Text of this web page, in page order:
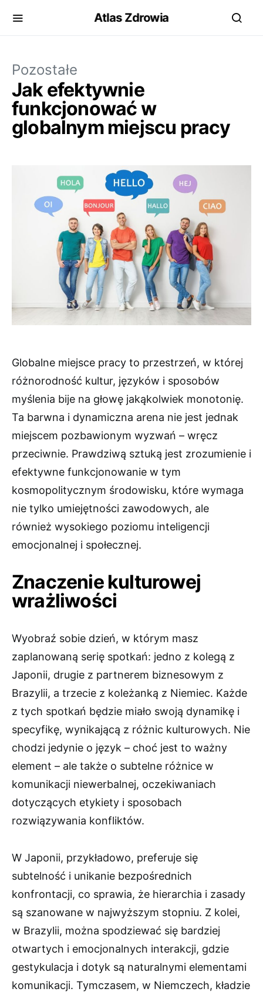
Atlas Zdrowia
Pozostałe
Jak efektywnie
funkcjonować w
globalnym miejscu pracy
Globalne miejsce pracy to przestrzeń, w której
różnorodność kultur, języków i sposobów
myślenia bije na głowę jakąkolwiek monotonię.
Ta barwna i dynamiczna arena nie jest jednak
miejscem pozbawionym wyzwań – wręcz
przeciwnie. Prawdziwą sztuką jest zrozumienie i
efektywne funkcjonowanie w tym
kosmopolitycznym środowisku, które wymaga
nie tylko umiejętności zawodowych, ale
również wysokiego poziomu inteligencji
emocjonalnej i społecznej.
Znaczenie kulturowej
wrażliwości
Wyobraź sobie dzień, w którym masz
zaplanowaną serię spotkań: jedno z kolegą z
Japonii, drugie z partnerem biznesowym z
Brazylii, a trzecie z koleżanką z Niemiec. Każde
z tych spotkań będzie miało swoją dynamikę i
specyfikę, wynikającą z różnic kulturowych. Nie
chodzi jedynie o język – choć jest to ważny
element – ale także o subtelne różnice w
komunikacji niewerbalnej, oczekiwaniach
dotyczących etykiety i sposobach
rozwiązywania konfliktów.
W Japonii, przykładowo, preferuje się
subtelność i unikanie bezpośrednich
konfrontacji, co sprawia, że hierarchia i zasady
są szanowane w najwyższym stopniu. Z kolei,
w Brazylii, można spodziewać się bardziej
otwartych i emocjonalnych interakcji, gdzie
gestykulacja i dotyk są naturalnymi elementami
komunikacji. Tymczasem, w Niemczech, kładzie